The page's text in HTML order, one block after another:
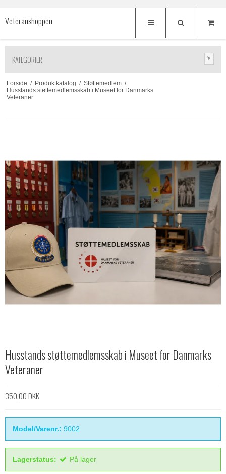
Veteranshoppen
KATEGORIER
Forside / Produktkatalog / Støttemedlem /
Husstands støttemedlemsskab i Museet for Danmarks
Veteraner
Husstands støttemedlemsskab i Museet for Danmarks
Veteraner
350,00 DKK
Model/Varenr.: 9002
Lagerstatus: På lager